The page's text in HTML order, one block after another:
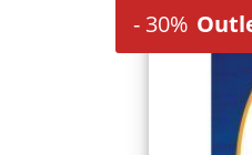
- 30%